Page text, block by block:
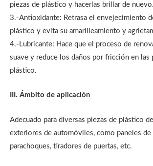
piezas de plástico y hacerlas brillar de nuevo.
3.-Antioxidante: Retrasa el envejecimiento
plástico y evita su amarilleamiento y
4.-Lubricante: Hace que el proceso de
suave y reduce los daños por fricción en las
plástico.
III. Ámbito de aplicación
Adecuado para diversas piezas de plástico
exteriores de automóviles, como paneles
parachoques, tiradores de puertas, etc.